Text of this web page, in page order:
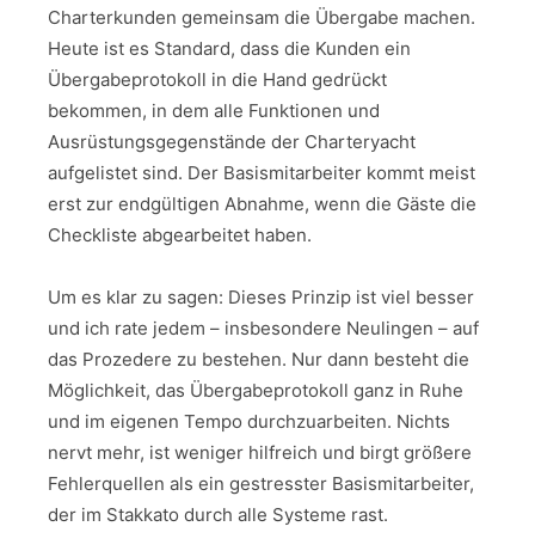
Charterkunden gemeinsam die Übergabe machen.
Heute ist es Standard, dass die Kunden ein
Übergabeprotokoll in die Hand gedrückt
bekommen, in dem alle Funktionen und
Ausrüstungsgegenstände der Charteryacht
aufgelistet sind. Der Basismitarbeiter kommt meist
erst zur endgültigen Abnahme, wenn die Gäste die
Checkliste abgearbeitet haben.
Um es klar zu sagen: Dieses Prinzip ist viel besser
und ich rate jedem – insbesondere Neulingen – auf
das Prozedere zu bestehen. Nur dann besteht die
Möglichkeit, das Übergabeprotokoll ganz in Ruhe
und im eigenen Tempo durchzuarbeiten. Nichts
nervt mehr, ist weniger hilfreich und birgt größere
Fehlerquellen als ein gestresster Basismitarbeiter,
der im Stakkato durch alle Systeme rast.